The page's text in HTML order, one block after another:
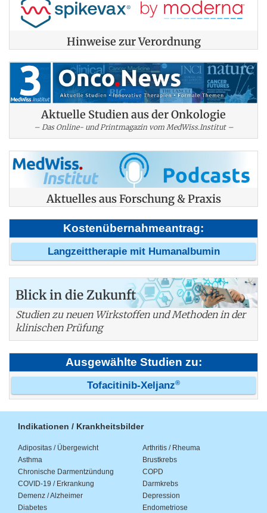
Hinweise zur Verordnung
Aktuelle Studien aus der Onkologie
– Das Online- und Printmagazin vom MedWiss.Institut –
Aktuelles aus Forschung & Praxis
Kostenübernahmeantrag:
Langzeittherapie mit Humanalbumin
Blick in die Zukunft
Studien zu neuen Wirkstoffen und Methoden in der
klinischen Prüfung
Ausgewählte Studien zu:
Tofacitinib-Xeljanz®
Indikationen / Krankheitsbilder
Adipositas / Übergewicht
Arthritis / Rheuma
Asthma
Brustkrebs
Chronische Darmentzündung
COPD
COVID-19 / Erkrankung
Darmkrebs
Demenz / Alzheimer
Depression
Diabetes
Endometriose